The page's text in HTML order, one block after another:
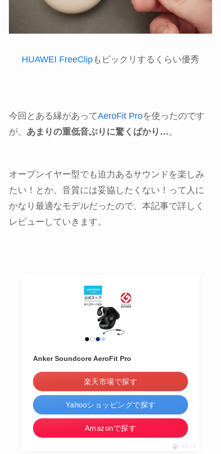
HUAWEI FreeClipもビックリするくらい優秀
今回とある縁があってAeroFit Proを使ったのです
が、 あまりの重低音ぶりに驚くばかり… 。
オープンイヤー型でも迫力あるサウンドを楽しみ
たい！とか、音質には妥協したくない！って人に
かなり最適なモデルだったので、本記事で詳しく
レビューしていきます。
Anker Soundcore AeroFit Pro
楽天市場で探す
Yahooショッピングで探す
Amazonで探す
ポチップ